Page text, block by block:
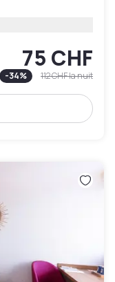
75 CHF
-34% 112 CHFla nuit